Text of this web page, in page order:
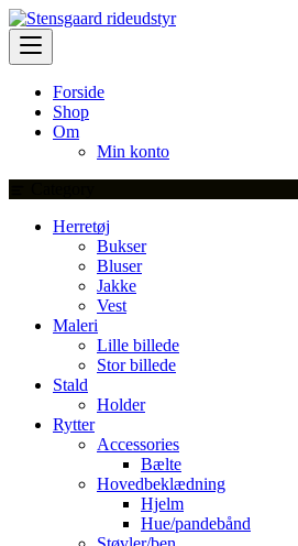
Skip
to
content
Forside
Shop
Om
Min konto
Herretøj
Bukser
Bluser
Jakke
Vest
Maleri
Lille billede
Stor billede
Stald
Holder
Rytter
Accessories
Bælte
Hovedbeklædning
Hjelm
Hue/pandebånd